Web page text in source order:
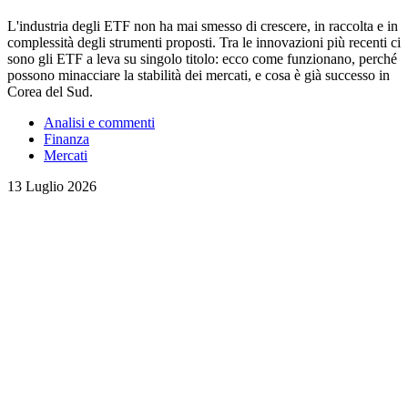
L'industria degli ETF non ha mai smesso di crescere, in raccolta e in
complessità degli strumenti proposti. Tra le innovazioni più recenti ci
sono gli ETF a leva su singolo titolo: ecco come funzionano, perché
possono minacciare la stabilità dei mercati, e cosa è già successo in
Corea del Sud.
Analisi e commenti
Finanza
Mercati
13 Luglio 2026